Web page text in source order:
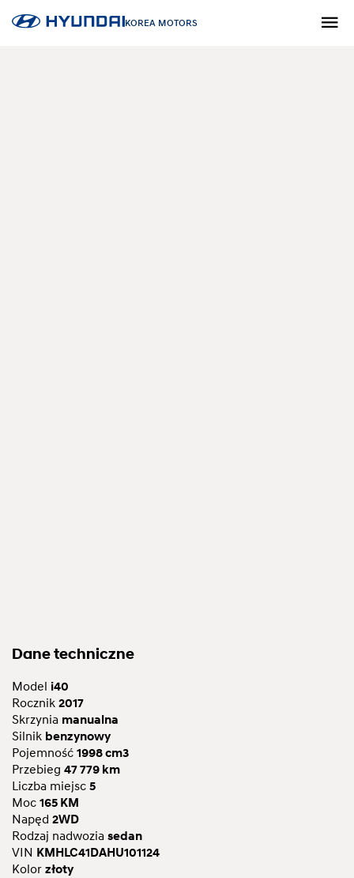
KOREA MOTORS
Dane techniczne
Model i40
Rocznik 2017
Skrzynia manualna
Silnik benzynowy
Pojemność 1998 cm3
Przebieg 47 779 km
Liczba miejsc 5
Moc 165 KM
Napęd 2WD
Rodzaj nadwozia sedan
VIN KMHLC41DAHU101124
Kolor złoty